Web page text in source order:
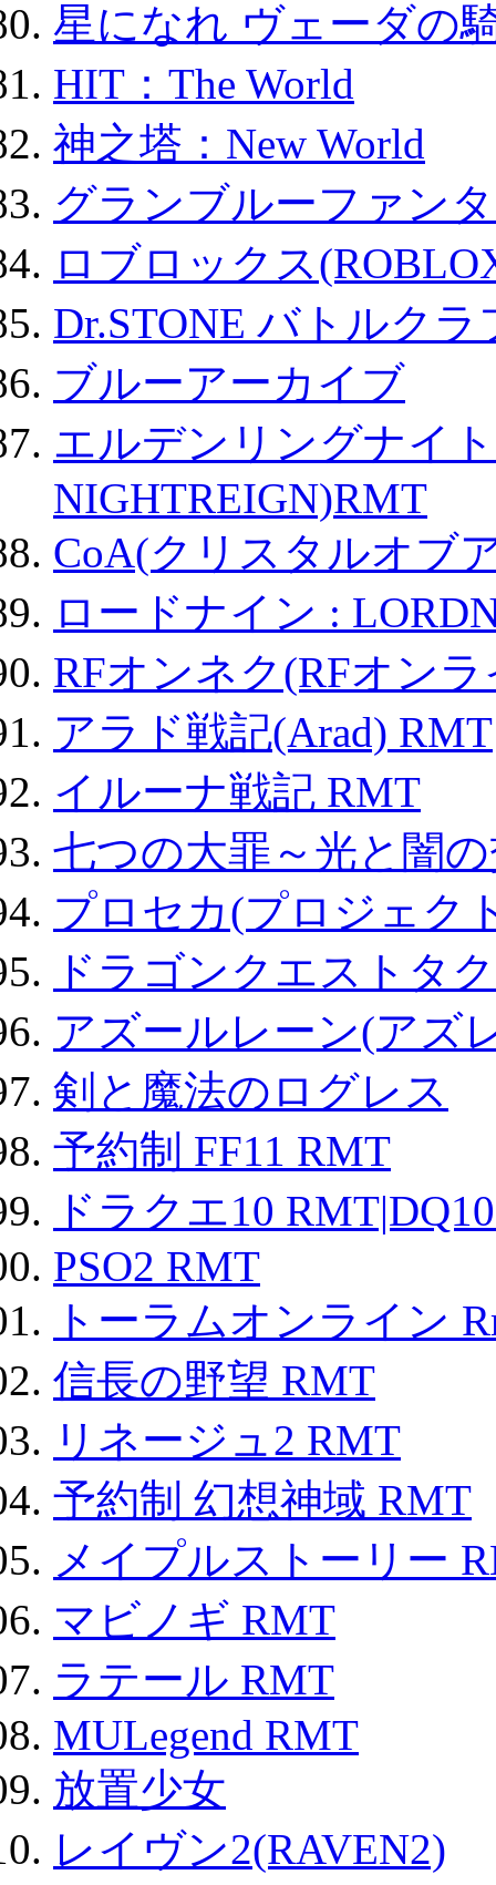
星になれ ヴェーダの
HIT：The World
神之塔：New World
グランブルーファン
ロブロックス
Dr.STONE バトルク
ブルーアーカイブ
エルデンリングナイ
NIGHTREIGN)RMT
CoA(クリスタルオブ
ロードナイン :
RFオンネク(RFオン
アラド戦記(Arad) RMT
イルーナ戦記 RMT
七つの大罪～光と闇
プロセカ(プロジェク
ドラゴンクエストタ
アズールレーン(アズ
剣と魔法のログレス
予約制 FF11 RMT
ドラクエ10
PSO2 RMT
トーラムオンライン
信長の野望 RMT
リネージュ2 RMT
予約制 幻想神域 RMT
メイプルストーリー
マビノギ RMT
ラテール RMT
MULegend RMT
放置少女
レイヴン2(RAVEN2)